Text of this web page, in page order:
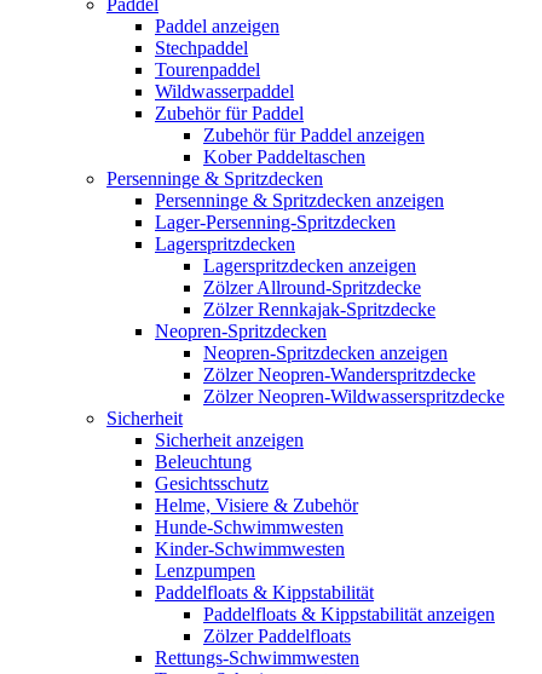
Paddel anzeigen
Stechpaddel
Tourenpaddel
Wildwasserpaddel
Zubehör für Paddel
Zubehör für Paddel anzeigen
Kober Paddeltaschen
Persenninge & Spritzdecken
Persenninge & Spritzdecken anzeigen
Lager-Persenning-Spritzdecken
Lagerspritzdecken
Lagerspritzdecken anzeigen
Zölzer Allround-Spritzdecke
Zölzer Rennkajak-Spritzdecke
Neopren-Spritzdecken
Neopren-Spritzdecken anzeigen
Zölzer Neopren-Wanderspritzdecke
Zölzer Neopren-Wildwasserspritzdecke
Sicherheit
Sicherheit anzeigen
Beleuchtung
Gesichtsschutz
Helme, Visiere & Zubehör
Hunde-Schwimmwesten
Kinder-Schwimmwesten
Lenzpumpen
Paddelfloats & Kippstabilität
Paddelfloats & Kippstabilität anzeigen
Zölzer Paddelfloats
Rettungs-Schwimmwesten